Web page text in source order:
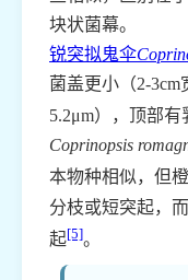
块状菌幕。
锐突拟鬼伞
菌盖更小（2-
5.2μm），顶部有
Coprinopsis
本物种相似，但
分枝或短突起，
起[5]。